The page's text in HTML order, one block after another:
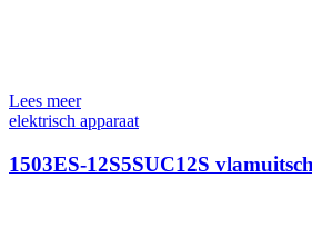
Lees meer
elektrisch apparaat
1503ES-12S5SUC12S